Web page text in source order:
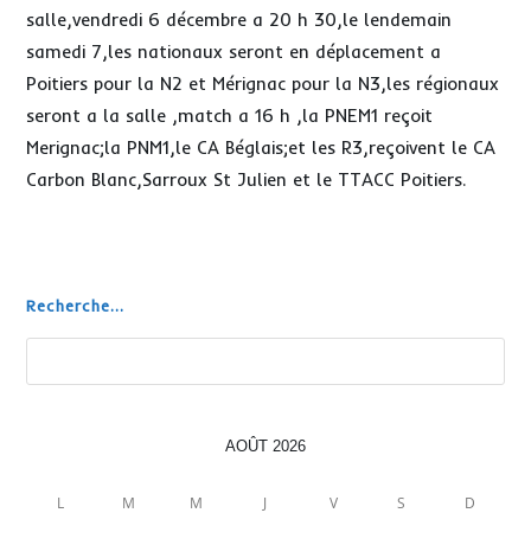
salle,vendredi 6 décembre a 20 h 30,le lendemain
samedi 7,les nationaux seront en déplacement a
Poitiers pour la N2 et Mérignac pour la N3,les régionaux
seront a la salle ,match a 16 h ,la PNEM1 reçoit
Merignac;la PNM1,le CA Béglais;et les R3,reçoivent le CA
Carbon Blanc,Sarroux St Julien et le TTACC Poitiers.
Recherche...
AOÛT 2026
L M M J V S D